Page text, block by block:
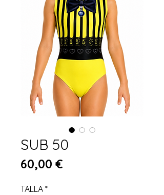
SUB 50
60,00 €
TALLA *